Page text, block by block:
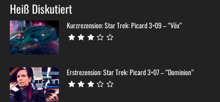
Heiß Diskutiert
Kurzrezension: Star Trek: Picard 3×09 – “Võx”
Erstrezension: Star Trek: Picard 3×07 – “Dominion”